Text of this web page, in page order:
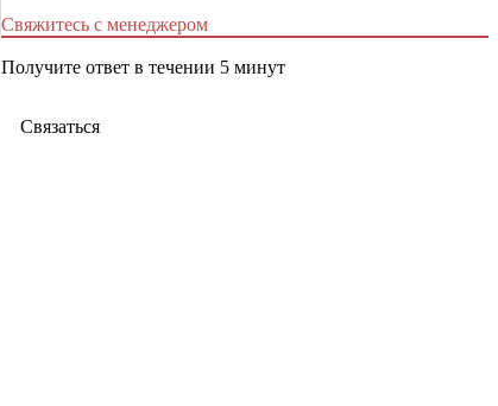
Свяжитесь с менеджером
Получите ответ в течении 5 минут
Связаться